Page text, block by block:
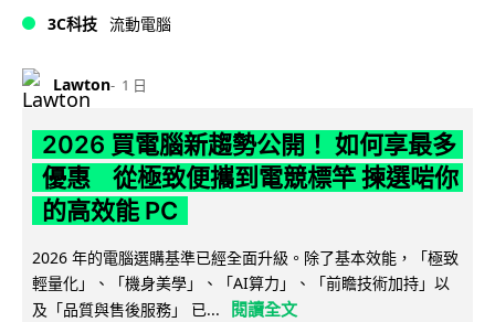
3C科技 流動電腦
Lawton 1 日
2026 買電腦新趨勢公開！ 如何享最多
優惠 從極致便攜到電競標竿 揀選啱你
的高效能 PC
2026 年的電腦選購基準已經全面升級。除了基本效能，「極致
輕量化」、「機身美學」、「AI算力」、「前瞻技術加持」以
及「品質與售後服務」 已...
閱讀全文